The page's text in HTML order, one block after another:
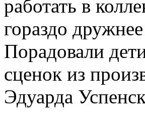
работать в
гораздо
Порадовали
сценок из
Эдуарда